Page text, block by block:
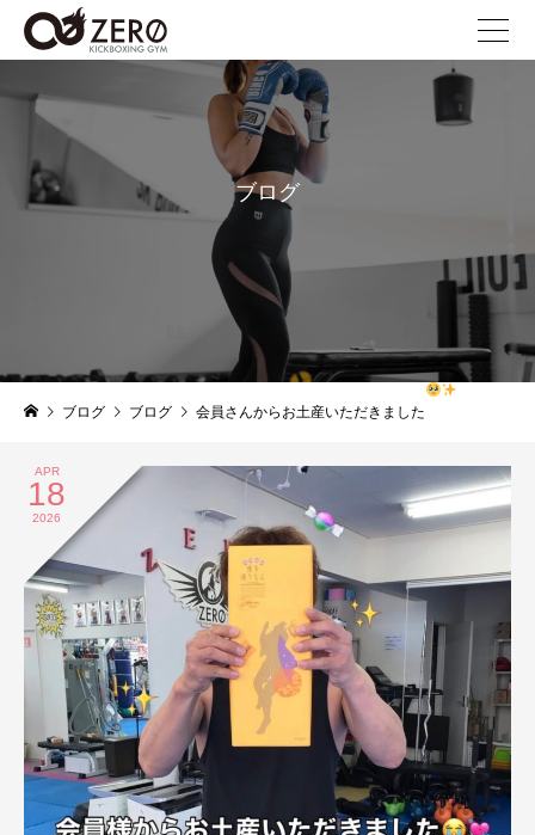
blog
ブログ
ブログ ブログ 会員さんからお土産いただきました
APR
18
2026